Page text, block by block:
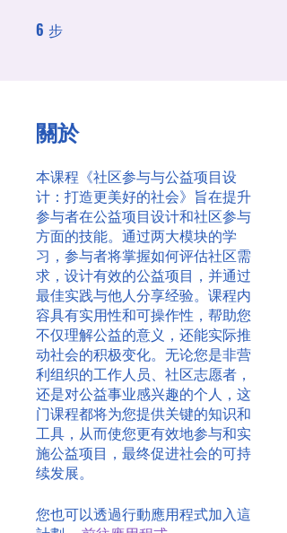
6 步
關於
本课程《社区参与与公益项目设
计：打造更美好的社会》旨在提升
参与者在公益项目设计和社区参与
方面的技能。通过两大模块的学
习，参与者将掌握如何评估社区需
求，设计有效的公益项目，并通过
最佳实践与他人分享经验。课程内
容具有实用性和可操作性，帮助您
不仅理解公益的意义，还能实际推
动社会的积极变化。无论您是非营
利组织的工作人员、社区志愿者，
还是对公益事业感兴趣的个人，这
门课程都将为您提供关键的知识和
工具，从而使您更有效地参与和实
施公益项目，最终促进社会的可持
续发展。
您也可以透過行動應用程式加入這